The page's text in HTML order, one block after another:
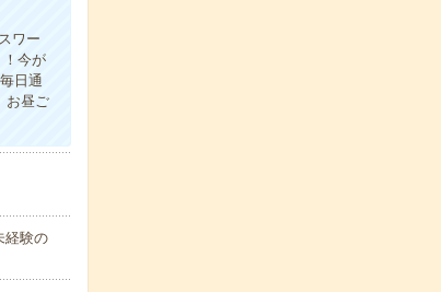
ワー
！今が
日通
お昼ご
経験の